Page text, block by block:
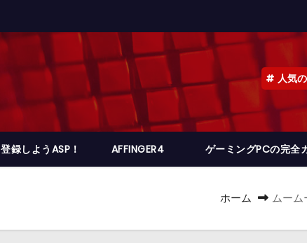
人気
登録しようASP！ AFFINGER4 ゲーミングPCの完全
ホーム ムー